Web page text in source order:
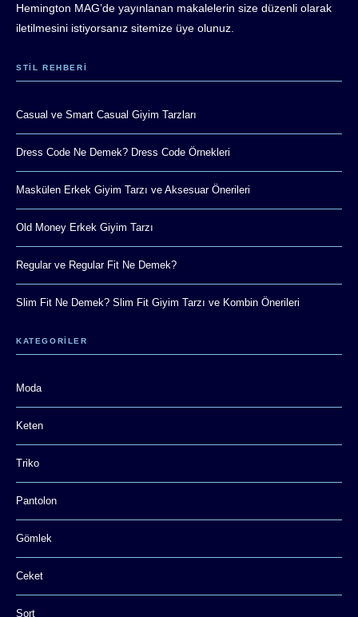
Hemington MAG’de yayınlanan makalelerin size düzenli olarak
iletilmesini istiyorsanız sitemize üye olunuz.
STIL REHBERI
Casual ve Smart Casual Giyim Tarzları
Dress Code Ne Demek? Dress Code Örnekleri
Maskülen Erkek Giyim Tarzı ve Aksesuar Önerileri
Old Money Erkek Giyim Tarzı
Regular ve Regular Fit Ne Demek?
Slim Fit Ne Demek? Slim Fit Giyim Tarzı ve Kombin Önerileri
KATEGORİLER
Moda
Keten
Triko
Pantolon
Gömlek
Ceket
Şort